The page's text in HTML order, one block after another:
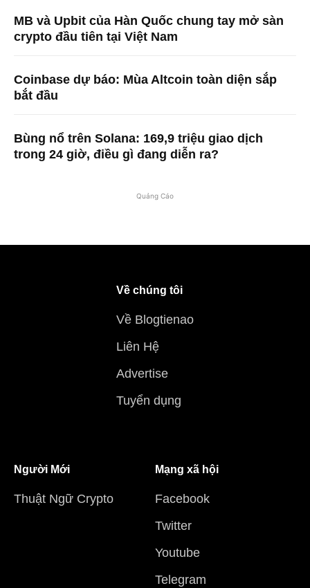
MB và Upbit của Hàn Quốc chung tay mở sàn
crypto đầu tiên tại Việt Nam
Coinbase dự báo: Mùa Altcoin toàn diện sắp
bắt đầu
Bùng nổ trên Solana: 169,9 triệu giao dịch
trong 24 giờ, điều gì đang diễn ra?
Quảng Cáo
Về chúng tôi
Về Blogtienao
Liên Hệ
Advertise
Tuyển dụng
Người Mới
Thuật Ngữ Crypto
Mạng xã hội
Facebook
Twitter
Youtube
Telegram